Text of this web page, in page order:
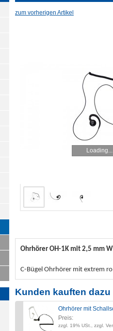
zum vorherigen Artikel
Loading...
Ohrhörer OH-1K mit 2,5 mm
C-Bügel Ohrhörer mit extrem
Kunden kauften
Ohrhörer mit
Preis:
zzgl. 19% USt., zzgl.